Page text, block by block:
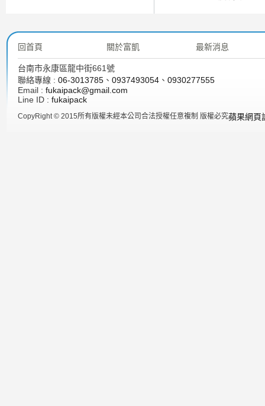
回首頁 關於富凱 最新消息
台南市永康區龍中街661號
聯絡專線 : 06-3013785 、 0937493054 、 0930277555
Email : fukaipack@gmail.com
Line ID : fukaipack
CopyRight © 2015所有版權未經本公司合法授權任意複制 版權必究蘋果網頁